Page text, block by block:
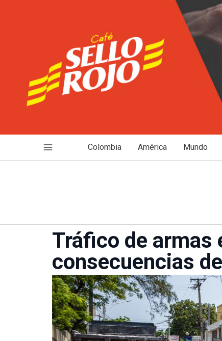
Colombia América Mundo
Tráfico de armas
consecuencias